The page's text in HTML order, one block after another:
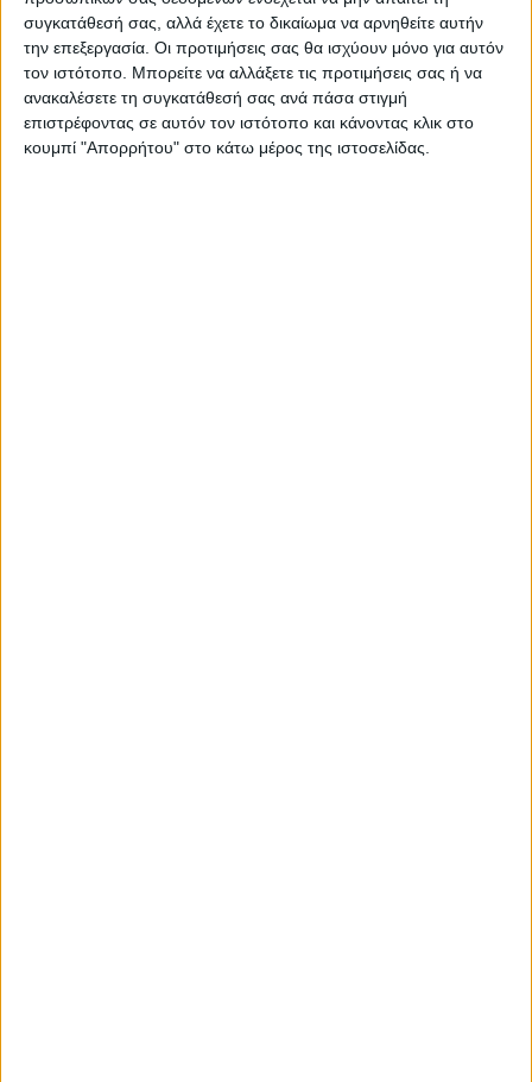
συγκατάθεσή σας, αλλά έχετε το δικαίωμα να αρνηθείτε αυτήν
την επεξεργασία. Οι προτιμήσεις σας θα ισχύουν μόνο για αυτόν
τον ιστότοπο. Μπορείτε να αλλάξετε τις προτιμήσεις σας ή να
ανακαλέσετε τη συγκατάθεσή σας ανά πάσα στιγμή
επιστρέφοντας σε αυτόν τον ιστότοπο και κάνοντας κλικ στο
κουμπί "Απορρήτου" στο κάτω μέρος της ιστοσελίδας.
Η Αρχαιότερη Καθημερινή Πρωινή Εφημερίδα της Καρδίτσας